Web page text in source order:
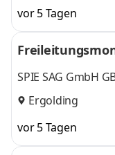
vor 5 Tagen
SPIE SAG GmbH
Ergolding
vor 5 Tagen